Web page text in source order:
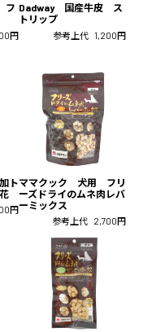
フ
円
Dadway 国産牛皮 ス
トリップ
参考上代 1,200円
ト
円
ママクック 犬用 フリ
ーズドライのムネ肉レバ
ーミックス
参考上代 2,700円